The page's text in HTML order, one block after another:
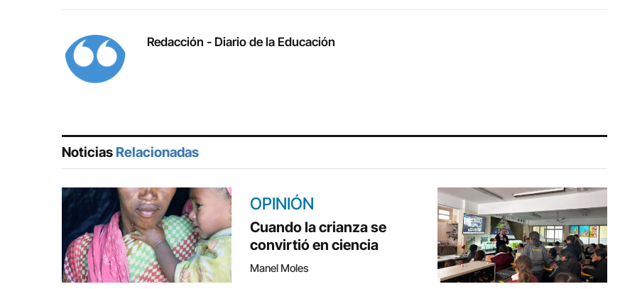
Redacción - Diario de la Educación
Noticias Relacionadas
OPINIÓN
Cuando la crianza se
convirtió en ciencia
Manel Moles